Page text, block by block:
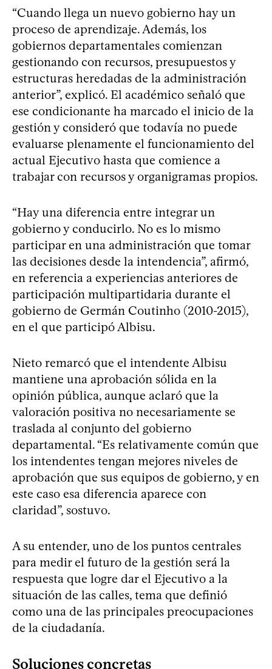
“Cuando llega un nuevo gobierno hay un
proceso de aprendizaje. Además, los
gobiernos departamentales comienzan
gestionando con recursos, presupuestos y
estructuras heredadas de la administración
anterior”, explicó. El académico señaló que
ese condicionante ha marcado el inicio de la
gestión y consideró que todavía no puede
evaluarse plenamente el funcionamiento del
actual Ejecutivo hasta que comience a
trabajar con recursos y organigramas propios.
“Hay una diferencia entre integrar un
gobierno y conducirlo. No es lo mismo
participar en una administración que tomar
las decisiones desde la intendencia”, afirmó,
en referencia a experiencias anteriores de
participación multipartidaria durante el
gobierno de Germán Coutinho (2010-2015),
en el que participó Albisu.
Nieto remarcó que el intendente Albisu
mantiene una aprobación sólida en la
opinión pública, aunque aclaró que la
valoración positiva no necesariamente se
traslada al conjunto del gobierno
departamental. “Es relativamente común que
los intendentes tengan mejores niveles de
aprobación que sus equipos de gobierno, y en
este caso esa diferencia aparece con
claridad”, sostuvo.
A su entender, uno de los puntos centrales
para medir el futuro de la gestión será la
respuesta que logre dar el Ejecutivo a la
situación de las calles, tema que definió
como una de las principales preocupaciones
de la ciudadanía.
Soluciones concretas